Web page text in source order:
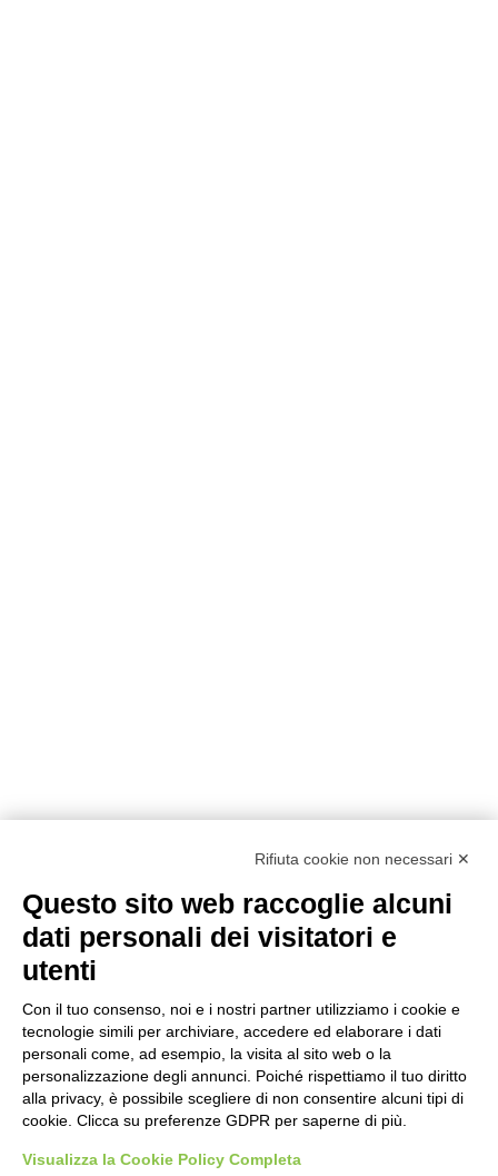
Prodotti
InterniSmalti per Interni/EsterniEsterni
Dichiarazioni CamChi siamoAcademySostenibilità
Rifiuta cookie non necessari ✕
Questo sito web raccoglie alcuni
dati personali dei visitatori e
utenti
Con il tuo consenso, noi e i nostri partner utilizziamo i cookie e
tecnologie simili per archiviare, accedere ed elaborare i dati
personali come, ad esempio, la visita al sito web o la
personalizzazione degli annunci. Poiché rispettiamo il tuo diritto
alla privacy, è possibile scegliere di non consentire alcuni tipi di
cookie. Clicca su preferenze GDPR per saperne di più.
Visualizza la Cookie Policy Completa